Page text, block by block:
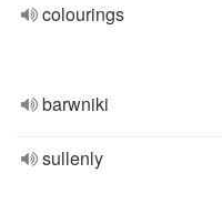
colourings
barwniki
sullenly